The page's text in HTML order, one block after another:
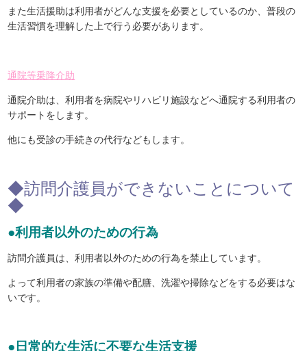
また生活援助は利用者がどんな支援を必要としているのか、普段の
生活習慣を理解した上で行う必要があります。
通院等乗降介助
通院介助は、利用者を病院やリハビリ施設などへ通院する利用者の
サポートをします。
他にも受診の手続きの代行などもします。
◆訪問介護員ができないことについて
◆
●利用者以外のための行為
訪問介護員は、利用者以外のための行為を禁止しています。
よって利用者の家族の準備や配膳、洗濯や掃除などをする必要はな
いです。
●日常的な生活に不要な生活支援